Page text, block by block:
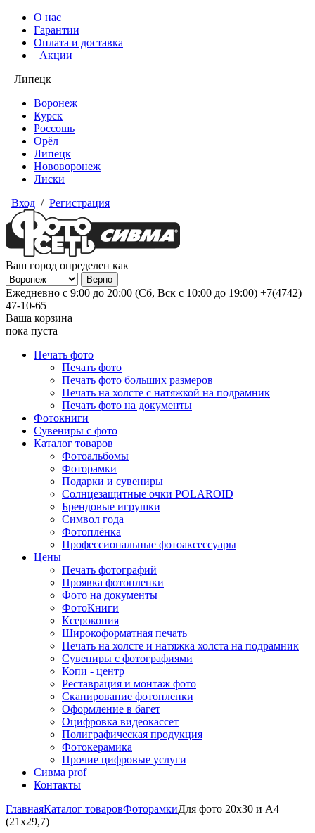
О нас
Гарантии
Оплата и доставка
Акции
Липецк
Воронеж
Курск
Россошь
Орёл
Липецк
Нововоронеж
Лиски
Вход / Регистрация
Ваш город определен как
Ежедневно с 9:00 до 20:00 (Сб, Вск с 10:00 до 19:00) +7(4742)
47-10-65
Ваша корзина
пока пуста
Печать фото
Печать фото
Печать фото больших размеров
Печать на холсте с натяжкой на подрамник
Печать фото на документы
Фотокниги
Сувениры с фото
Каталог товаров
Фотоальбомы
Фоторамки
Подарки и сувениры
Солнцезащитные очки POLAROID
Брендовые игрушки
Символ года
Фотоплёнка
Профессиональные фотоаксессуары
Цены
Печать фотографий
Проявка фотопленки
Фото на документы
ФотоКниги
Ксерокопия
Широкоформатная печать
Печать на холсте и натяжка холста на подрамник
Сувениры с фотографиями
Копи - центр
Реставрация и монтаж фото
Сканирование фотопленки
Оформление в багет
Оцифровка видеокассет
Полиграфическая продукция
Фотокерамика
Прочие цифровые услуги
Сивма prof
Контакты
ГлавнаяКаталог товаровФоторамкиДля фото 20х30 и А4
(21х29,7)